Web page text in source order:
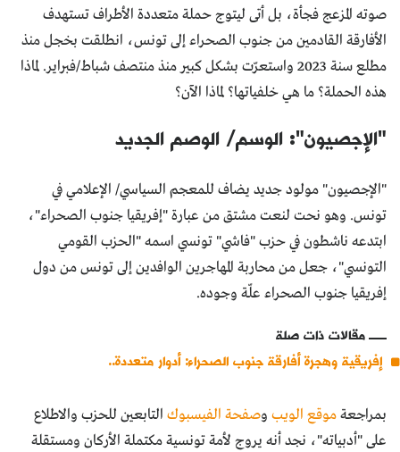
صوته المزعج فجأة، بل أتى ليتوج حملة متعددة الأطراف تستهدف
الأفارقة القادمين من جنوب الصحراء إلى تونس، انطلقت بخجل منذ
مطلع سنة 2023 واستعرّت بشكل كبير منذ منتصف شباط/فبراير. لماذا
هذه الحملة؟ ما هي خلفياتها؟ لماذا الآن؟
"الإجصيون": الوسم/ الوصم الجديد
"الإجصيون" مولود جديد يضاف للمعجم السياسي/ الإعلامي في
تونس. وهو نحت لنعت مشتق من عبارة "إفريقيا جنوب الصحراء"،
ابتدعه ناشطون في حزب "فاشي" تونسي اسمه "الحزب القومي
التونسي"، جعل من محاربة المهاجرين الوافدين إلى تونس من دول
إفريقيا جنوب الصحراء علّة وجوده.
مقالات ذات صلة
إفريقية وهجرة أفارقة جنوب الصحراء: أدوار متعددة..
بمراجعةموقع الويب وصفحة الفيسبوك التابعين للحزب والاطلاع
على "أدبياته"، نجد أنه يروج لأمة تونسية مكتملة الأركان ومستقلة